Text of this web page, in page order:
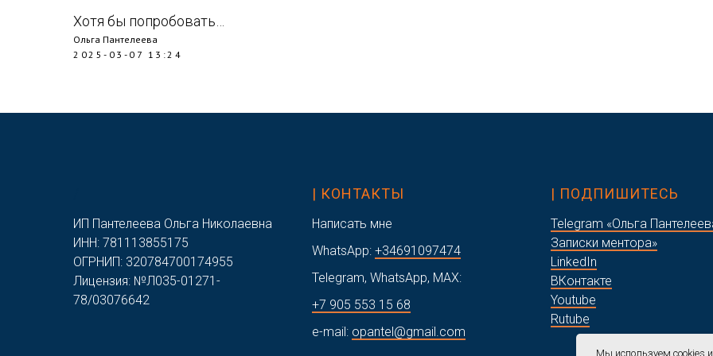
Хотя бы попробовать…
Ольга Пантелеева
2025-03-07 13:24
ИП Пантелеева Ольга Николаевна
ИНН: 781113855175
ОГРНИП: 320784700174955
Лицензия: №Л035-01271-
78/03076642
| КОНТАКТЫ
Написать мне
WhatsApp: +34691097474
Telegram, WhatsApp, MAX:
+7 905 553 15 68
e-mail: opantel@gmail.com
| ПОДПИШИТЕСЬ
Telegram «Ольга
Записки ментора»
LinkedIn
ВКонтакте
Youtube
Rutube
Мы используем cookies